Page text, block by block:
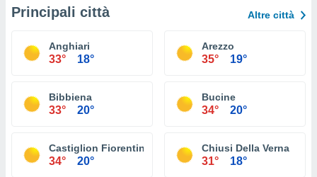
Principali città Altre città
Anghiari
33° 18°
Arezzo
35° 19°
Bibbiena
33° 20°
Bucine
34° 20°
Castiglion Fiorentino
34° 20°
Chiusi Della Verna
31° 18°